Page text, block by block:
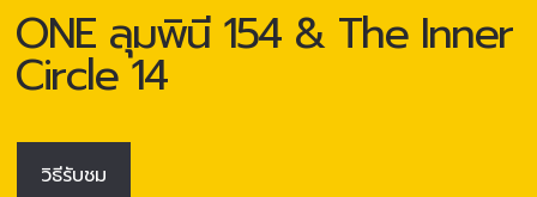
ONE ลุมพินี 154 & The Inner
Circle 14
วิธีรับชม